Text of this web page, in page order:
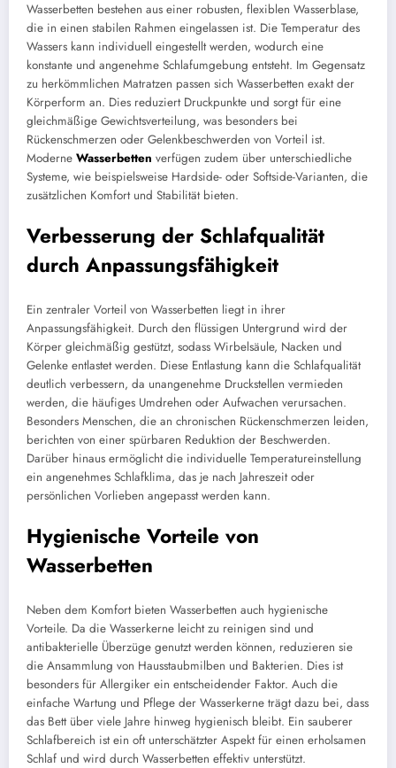
Wasserbetten bestehen aus einer robusten, flexiblen Wasserblase,
die in einen stabilen Rahmen eingelassen ist. Die Temperatur des
Wassers kann individuell eingestellt werden, wodurch eine
konstante und angenehme Schlafumgebung entsteht. Im Gegensatz
zu herkömmlichen Matratzen passen sich Wasserbetten exakt der
Körperform an. Dies reduziert Druckpunkte und sorgt für eine
gleichmäßige Gewichtsverteilung, was besonders bei
Rückenschmerzen oder Gelenkbeschwerden von Vorteil ist.
Moderne Wasserbetten verfügen zudem über unterschiedliche
Systeme, wie beispielsweise Hardside- oder Softside-Varianten, die
zusätzlichen Komfort und Stabilität bieten.
Verbesserung der Schlafqualität
durch Anpassungsfähigkeit
Ein zentraler Vorteil von Wasserbetten liegt in ihrer
Anpassungsfähigkeit. Durch den flüssigen Untergrund wird der
Körper gleichmäßig gestützt, sodass Wirbelsäule, Nacken und
Gelenke entlastet werden. Diese Entlastung kann die Schlafqualität
deutlich verbessern, da unangenehme Druckstellen vermieden
werden, die häufiges Umdrehen oder Aufwachen verursachen.
Besonders Menschen, die an chronischen Rückenschmerzen leiden,
berichten von einer spürbaren Reduktion der Beschwerden.
Darüber hinaus ermöglicht die individuelle Temperatureinstellung
ein angenehmes Schlafklima, das je nach Jahreszeit oder
persönlichen Vorlieben angepasst werden kann.
Hygienische Vorteile von
Wasserbetten
Neben dem Komfort bieten Wasserbetten auch hygienische
Vorteile. Da die Wasserkerne leicht zu reinigen sind und
antibakterielle Überzüge genutzt werden können, reduzieren sie
die Ansammlung von Hausstaubmilben und Bakterien. Dies ist
besonders für Allergiker ein entscheidender Faktor. Auch die
einfache Wartung und Pflege der Wasserkerne trägt dazu bei, dass
das Bett über viele Jahre hinweg hygienisch bleibt. Ein sauberer
Schlafbereich ist ein oft unterschätzter Aspekt für einen erholsamen
Schlaf und wird durch Wasserbetten effektiv unterstützt.